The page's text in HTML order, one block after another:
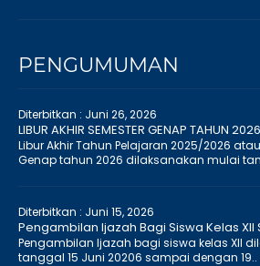
PENGUMUMAN
Diterbitkan : Juni 26, 2026
LIBUR AKHIR SEMESTER GENAP TAHUN 2026
Libur Akhir Tahun Pelajaran 2025/2026
Genap tahun 2026 dilaksanakan mulai
Diterbitkan : Juni 15, 2026
Pengambilan Ijazah Bagi Siswa Kelas XII
Pengambilan Ijazah bagi siswa kelas XII
tanggal 15 Juni 20206 sampai dengan 19..